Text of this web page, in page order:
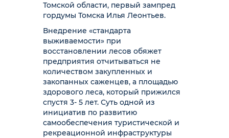
Томской области, первый зампред
гордумы Томска Илья Леонтьев.
Внедрение «стандарта
выживаемости» при
восстановлении лесов обяжет
предприятия отчитываться не
количеством закупленных и
закопанных саженцев, а площадью
здорового леса, который прижился
спустя 3- 5 лет. Суть одной из
инициатив по развитию
самообеспечения туристической и
рекреационной инфраструктуры